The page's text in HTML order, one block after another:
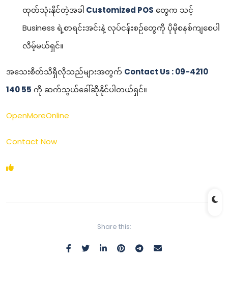
ထုတ်သုံးနိုင်တဲ့အခါ Customized POS တွေက သင့်
Business ရဲ့စာရင်းအင်းနဲ့ လုပ်ငန်းစဉ်တွေကို ပိုမိုစနစ်ကျစေပါ
လိမ့်မယ်ရှင်။
အသေးစိတ်သိရှိလိုသည်များအတွက် Contact Us : 09-4210
140 55 ကို ဆက်သွယ်ခေါ်ဆိုနိုင်ပါတယ်ရှင်။
OpenMoreOnline
Contact Now
Share this: